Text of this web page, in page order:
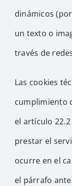
dinámicos
un texto o
través de
Las cookies
cumplimiento
el artículo
prestar el
ocurre en el
el párrafo